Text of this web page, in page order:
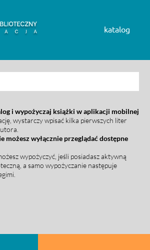
katalog
i wypożyczaj książki w aplikacji mobilnej
wystarczy wpisać kilka pierwszych liter
możesz wyłącznie przeglądać dostępne
wypożyczyć, jeśli posiadasz aktywną
a samo wypożyczanie następuje